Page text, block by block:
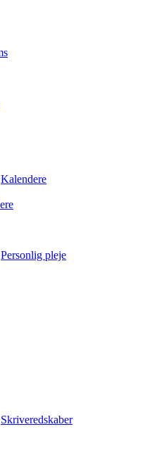
Kalendere
Personlig pleje
Skriveredskaber